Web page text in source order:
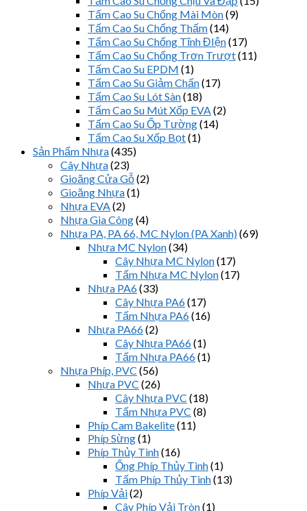
Tấm Cao Su Chống Mài Mòn(9)
Tấm Cao Su Chống Thấm(14)
Tấm Cao Su Chống Tĩnh ĐIện(17)
Tấm Cao Su Chống Trơn Trượt(11)
Tấm Cao Su EPDM (1)
Tấm Cao Su Giảm Chấn(17)
Tấm Cao Su Lót Sàn(18)
Tấm Cao Su Mút Xốp EVA(2)
Tấm Cao Su Ốp Tường(14)
Tấm Cao Su Xốp Bọt(1)
Sản Phẩm Nhựa(435)
Cây Nhựa(23)
Gioăng Cửa Gỗ(2)
Gioăng Nhựa(1)
Nhựa EVA(2)
Nhựa Gia Công(4)
Nhựa PA, PA 66, MC Nylon (PA Xanh)(69)
Nhựa MC Nylon(34)
Cây Nhựa MC Nylon(17)
Tấm Nhựa MC Nylon(17)
Nhựa PA6(33)
Cây Nhựa PA6(17)
Tấm Nhựa PA6(16)
Nhựa PA66(2)
Cây Nhựa PA66(1)
Tấm Nhựa PA66(1)
Nhựa Phíp, PVC (56)
Nhựa PVC (26)
Cây Nhựa PVC (18)
Tấm Nhựa PVC (8)
Phíp Cam Bakelite(11)
Phíp Sừng(1)
Phíp Thủy Tinh(16)
Ống Phíp Thủy Tinh(1)
Tấm Phíp Thủy Tinh(13)
Phíp Vải(2)
Cây Phíp Vải Tròn(1)